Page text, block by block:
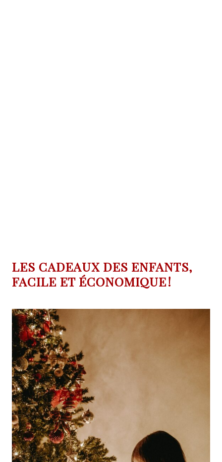
LES CADEAUX DES ENFANTS,
FACILE ET ÉCONOMIQUE !